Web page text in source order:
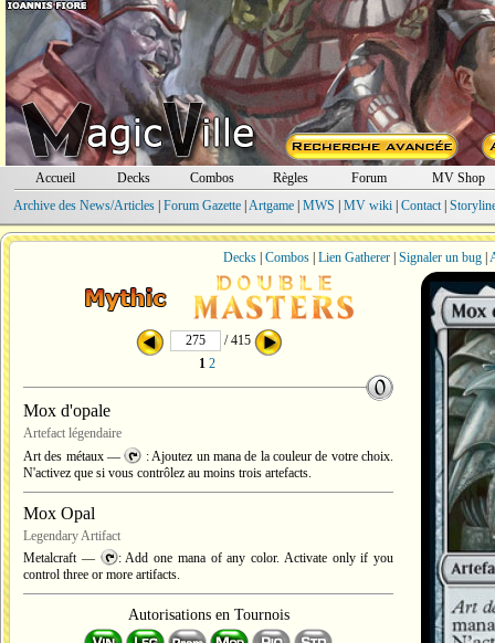
Accueil Decks Combos Règles Forum
MV Shop
Archive des News/Articles| Forum Gazette| Artgame| MWS MV wiki| Contact|
Decks Combos Lien Gatherer Signaler un bug
/ 415
1 2
Mox d'opale
Artefact légendaire
Art des métaux —
: Ajoutez un mana de la couleur de votre choix.
N'activez que si vous contrôlez au moins trois artefacts.
Mox Opal
Legendary Artifact
Metalcraft —
: Add one mana of any color. Activate only if you
control three or more artifacts.
Autorisations en Tournois